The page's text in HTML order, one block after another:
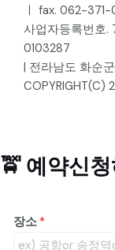
ㅣ fax. 062-
사업자등록번호.
0103287
| 전라남도 화순
COPYRIGHT(C)
🚖 예약신
장소 *